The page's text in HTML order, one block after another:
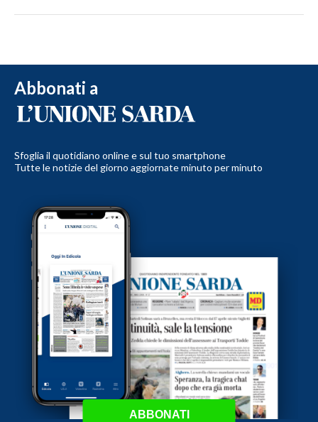
Abbonati a
Sfoglia il quotidiano online e sul tuo smartphone
Tutte le notizie del giorno aggiornate minuto per minuto
ABBONATI